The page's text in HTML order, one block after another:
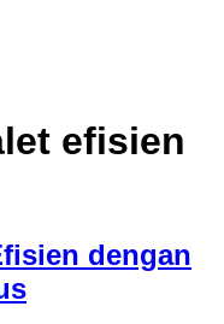
efisien
dengan